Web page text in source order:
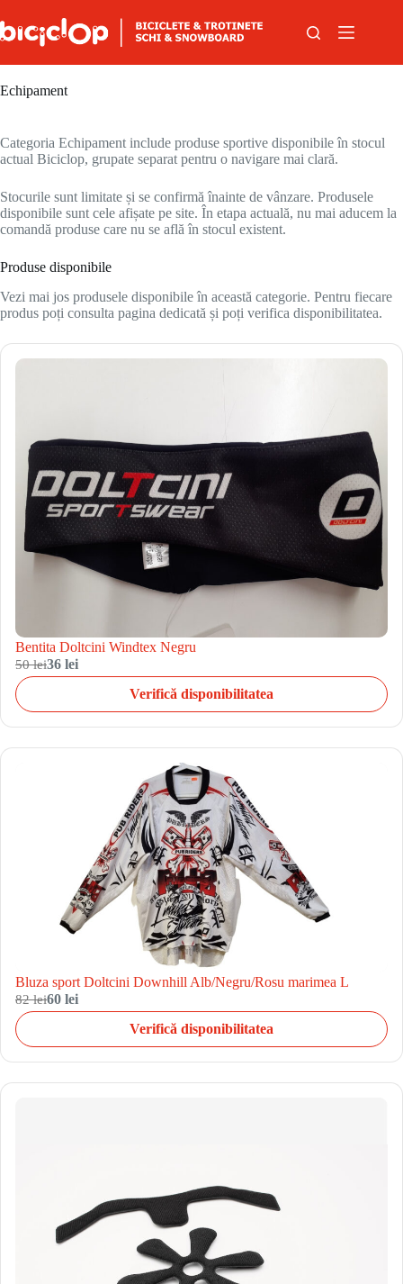
Echipament
Categoria Echipament include produse sportive disponibile în stocul
actual Biciclop, grupate separat pentru o navigare mai clară.
Stocurile sunt limitate și se confirmă înainte de vânzare. Produsele
disponibile sunt cele afișate pe site. În etapa actuală, nu mai aducem la
comandă produse care nu se află în stocul existent.
Produse disponibile
Vezi mai jos produsele disponibile în această categorie. Pentru fiecare
produs poți consulta pagina dedicată și poți verifica disponibilitatea.
Bentita Doltcini Windtex Negru
50 lei36 lei
Verifică disponibilitatea
Bluza sport Doltcini Downhill Alb/Negru/Rosu marimea L
82 lei60 lei
Verifică disponibilitatea